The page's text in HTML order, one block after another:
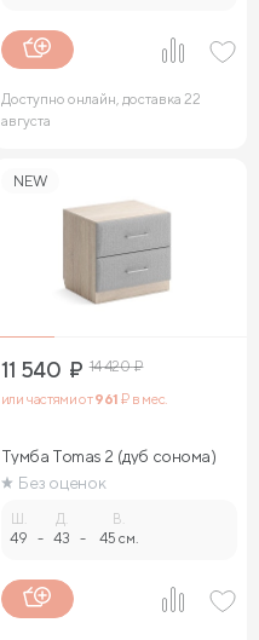
Доступно онлайн, доставка 22
августа
NEW
11 540 ₽ 14 420₽
или частями от961 ₽ в мес.
Тумба Tomas 2 (дуб сонома)
Без оценок
49 -
Д.
43 -
В.
45 см.